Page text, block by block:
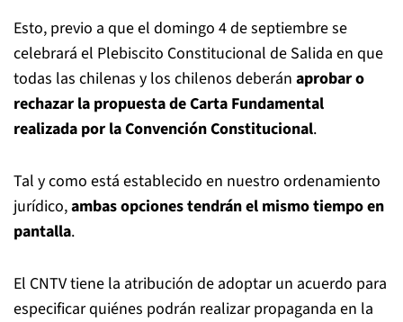
Esto, previo a que el domingo 4 de septiembre se
celebrará el Plebiscito Constitucional de Salida en que
todas las chilenas y los chilenos deberán aprobar o
rechazar la propuesta de Carta Fundamental
realizada por la Convención Constitucional.
Tal y como está establecido en nuestro ordenamiento
jurídico,ambas opciones tendrán el mismo tiempo en
pantalla.
El CNTV tiene la atribución de adoptar un acuerdo para
especificar quiénes podrán realizar propaganda en la